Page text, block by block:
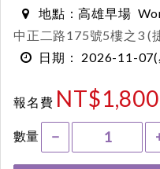
地點：高雄早場
中正二路175號5樓之3 (
日期： 2026-11-07
報名費 NT$1,800
數量 −